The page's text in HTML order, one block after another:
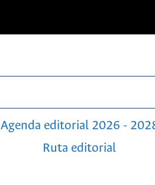
Agenda editorial 2026 -
Ruta editorial